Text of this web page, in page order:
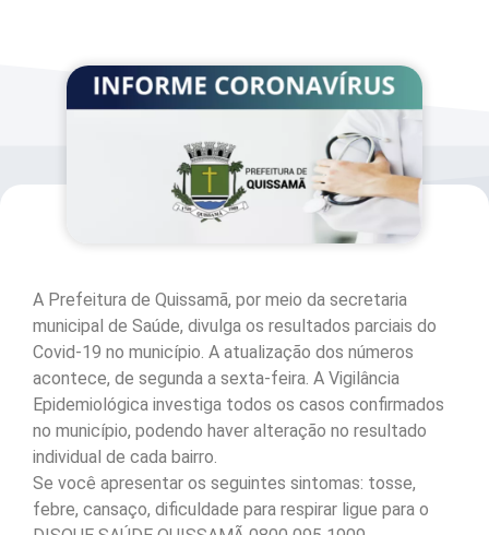
A Prefeitura de Quissamã, por meio da secretaria
municipal de Saúde, divulga os resultados parciais do
Covid-19 no município. A atualização dos números
acontece, de segunda a sexta-feira. A Vigilância
Epidemiológica investiga todos os casos confirmados
no município, podendo haver alteração no resultado
individual de cada bairro.
Se você apresentar os seguintes sintomas: tosse,
febre, cansaço, dificuldade para respirar ligue para o